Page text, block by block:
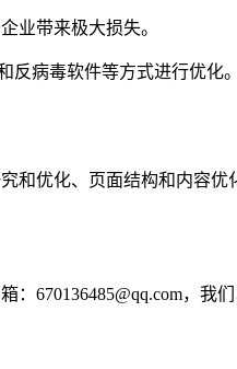
业带来极大损失。
反病毒软件等方式进行优化
优化、页面结构和内容
670136485@qq.com，我